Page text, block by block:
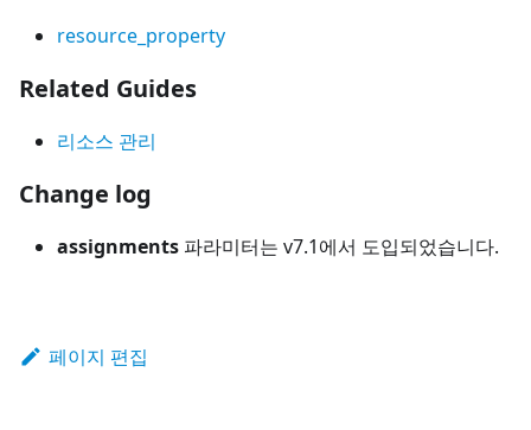
resource_property
Related Guides
리소스 관리
Change log
assignments 파라미터는 v7.1에서 도입되었습니다.
페이지 편집